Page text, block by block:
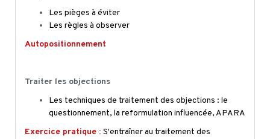
Les pièges à éviter
Les règles à observer
Autopositionnement
Traiter les objections
Les techniques de traitement des objections : le
questionnement, la reformulation influencée, APARA
Exercice pratique : S'entraîner au traitement des